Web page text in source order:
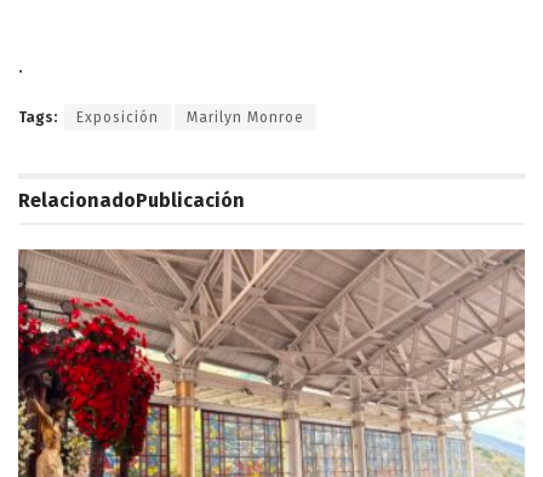
.
Tags: Exposición Marilyn Monroe
RelacionadoPublicación